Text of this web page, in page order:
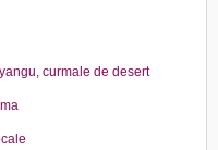
curmale de desert